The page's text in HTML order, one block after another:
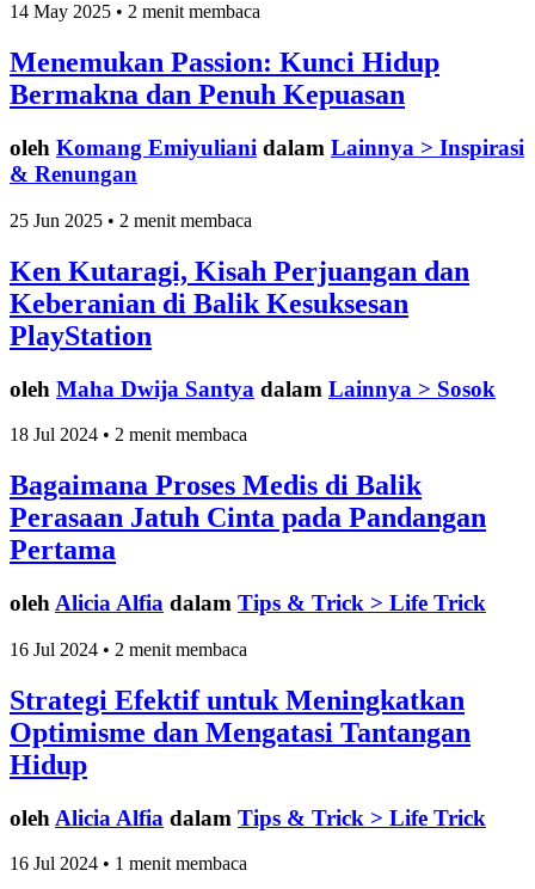
14 May 2025 • 2 menit membaca
Menemukan Passion: Kunci Hidup
Bermakna dan Penuh Kepuasan
oleh Komang Emiyuliani dalam Lainnya > Inspirasi
& Renungan
25 Jun 2025 • 2 menit membaca
Ken Kutaragi, Kisah Perjuangan dan
Keberanian di Balik Kesuksesan
PlayStation
oleh Maha Dwija Santya dalam Lainnya > Sosok
18 Jul 2024 • 2 menit membaca
Bagaimana Proses Medis di Balik
Perasaan Jatuh Cinta pada Pandangan
Pertama
oleh Alicia Alfia dalam Tips & Trick > Life Trick
16 Jul 2024 • 2 menit membaca
Strategi Efektif untuk Meningkatkan
Optimisme dan Mengatasi Tantangan
Hidup
oleh Alicia Alfia dalam Tips & Trick > Life Trick
16 Jul 2024 • 1 menit membaca